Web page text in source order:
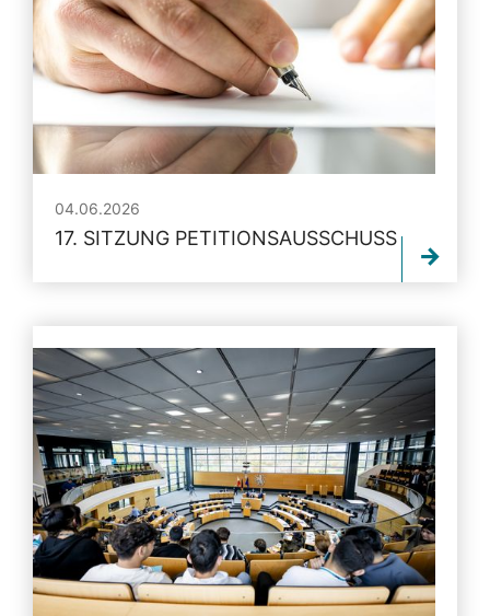
04.06.2026
17. SITZUNG PETITIONSAUSSCHUSS